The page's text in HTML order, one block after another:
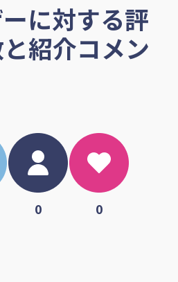
に対する評
紹介コメン
0 0